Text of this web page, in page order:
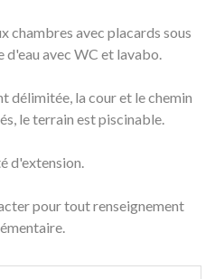
chambres avec placards sous
d'eau avec WC et lavabo.
délimitée, la cour et le chemin
le terrain est piscinable.
d'extension.
pour tout renseignement